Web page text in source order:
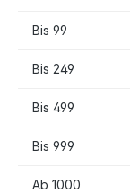
Bis 99
Bis 249
Bis 499
Bis 999
Ab 1000